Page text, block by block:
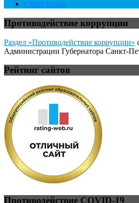
Совет отцов
Противодействие коррупции
Раздел «Противодействие коррупции»
Администрации Губернатора Санкт-
Рейтинг сайтов
Противодействие COVID-19